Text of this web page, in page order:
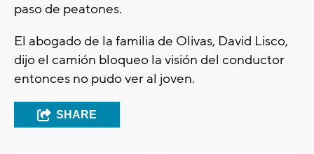
paso de peatones.
El abogado de la familia de Olivas, David Lisco,
dijo el camión bloqueo la visión del conductor
entonces no pudo ver al joven.
SHARE